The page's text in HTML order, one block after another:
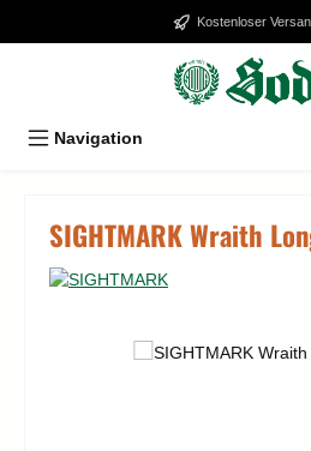
Zum Hauptinhalt springenKostenloser
Navigation
SIGHTMARK Wraith
Bildergalerie überspringen